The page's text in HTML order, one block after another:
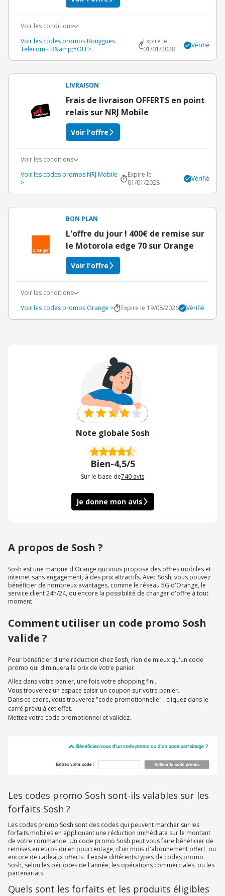
Voir les conditions
Voir les codes promos Bouygues
Telecom - B&amp;YOU >
Expire le
01/01/2028
Vérifié
LIVRAISON
Frais de livraison OFFERTS en point
relais sur NRJ Mobile
Voir l'offre
Voir les conditions
Voir les codes promos NRJ Mobile
>
Expire le
01/01/2028
Vérifié
BON PLAN
L'offre du jour ! 400€ de remise sur
le Motorola edge 70 sur Orange
Voir l'offre
Voir les conditions
Voir les codes promos Orange >
Expire le 19/08/2026 Vérifié
Note globale Sosh
Bien-4,5/5
Sur le base de740 avis
Je donne mon avis
A propos de Sosh ?
Sosh est une marque d'Orange qui vous propose des offres mobiles et
internet sans engagement, à des prix attractifs. Avec Sosh, vous pouvez
bénéficier de nombreux avantages, comme le réseau 5G d'Orange, le
service client 24h/24, ou encore la possibilité de changer d'offre à tout
moment
Comment utiliser un code promo Sosh
valide ?
Pour bénéficier d'une réduction chez Sosh, rien de mieux qu'un code
promo qui diminuera le prix de votre panier.
Allez dans votre panier, une fois votre shopping fini.
Vous trouverez un espace saisir un coupon sur votre panier.
Dans ce cadre, vous trouverez "code promotionnelle" : cliquez dans le
carré prévu à cet effet.
Mettez votre code promotionnel et validez.
Les codes promo Sosh sont-ils valables sur les
forfaits Sosh ?
Les codes promo Sosh sont des codes qui peuvent marcher sur les
forfaits mobiles en appliquant une réduction immédiate sur le montant
de votre commande. Un code promo Sosh peut vous faire bénéficier de
remises en euros ou en pourcentage, d'un mois d'abonnement offert, ou
encore de cadeaux offerts. Il existe différents types de codes promo
Sosh, selon les périodes de l'année, les opérations commerciales, ou les
partenariats.
Quels sont les forfaits et les produits éligibles